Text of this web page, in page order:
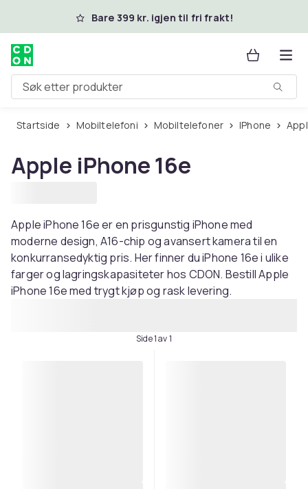
Hopp til hovedinnholdBare 399 kr. igjen til fri frakt!
Søk etter produkter
Startside Mobiltelefoni Mobiltelefoner iPhone
Apple iPhone 16e
Apple iPhone 16e er en prisgunstig iPhone med
moderne design, A16-chip og avansert kamera til en
konkurransedyktig pris. Her finner du iPhone 16e i ulike
farger og lagringskapasiteter hos CDON. Bestill Apple
iPhone 16e med trygt kjøp og rask levering.
Side 1 av 1